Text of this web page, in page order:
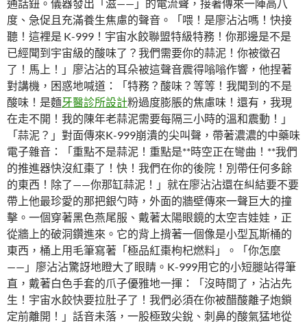
通話鈕。儀器發出「滋——」的電流聲，接著傳來一陣高八
度、急促且充滿養生焦慮的聲音。「喂！是廖沾沾嗎！快接
聽！這裡是 K-999！宇宙水餃聯盟特級特務！你那邊是不是
已經聞到宇宙級的酸味了？我們需要你的蒜泥！你被徵召
了！馬上！」廖沾沾的耳朵被這聲音震得嗡嗡作響，他捏著
對講機，困惑地喊道：「特務？酸味？等等！我聞到的不是
酸味！是麵牙醫診所設計粉過度膨脹的焦慮味！還有，我現
在走不開！我的陳年老蒜泥需要每隔三小時的溫和震動！」
「蒜泥？」對面傳來K-999崩潰的尖叫聲，帶著濃濃的中藥味
電子雜音：「重點不是蒜泥！重點是**時空正在彎曲！**我們
的推進器快沒紅棗了！快！我們在你的後院！別帶任何多餘
的東西！除了——你那缸蒜泥！」就在廖沾沾還在糾結要不要
帶上他最珍愛的那把銀勺時，外面的牆壁傳來一聲巨大的撞
擊。一個穿著黑色燕尾服、戴著太陽眼鏡的太空吉娃娃，正
從牆上的破洞鑽進來。它的背上揹著一個像是小型瓦斯桶的
東西，桶上用毛筆寫著「極品紅棗枸杞燃料」。「你怎麼
——」廖沾沾驚訝地瞪大了眼睛。K-999用它的小短腿站得筆
直，戴著白色手套的爪子優雅地一揮：「沒時間了，沾沾先
生！宇宙水餃快要拉肚子了！我們必須在你被醋酸離子炮鎖
定前離開！」話音未落，一股極致尖銳、刺鼻的酸氣猛地從